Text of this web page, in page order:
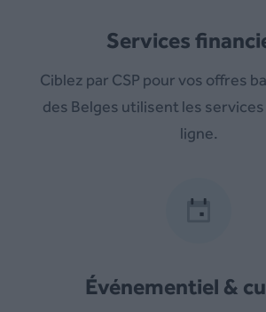
Services
Ciblez par CSP pour vos offres
des Belges utilisent les
ligne.
Événementiel &